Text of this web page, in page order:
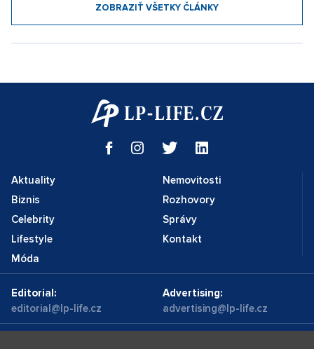
ZOBRAZIŤ VŠETKY ČLÁNKY
Aktuality
Biznis
Celebrity
Lifestyle
Móda
Nemovitosti
Rozhovory
Správy
Kontakt
Editorial:
editorial@lp-life.cz
Advertising:
advertising@lp-life.cz